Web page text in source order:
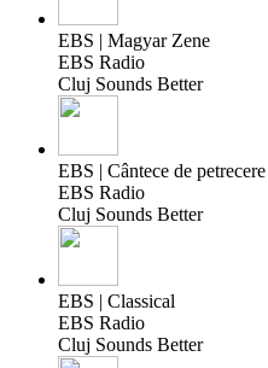
EBS | Magyar Zene
EBS Radio
Cluj Sounds Better
EBS | Cântece de petrecere
EBS Radio
Cluj Sounds Better
EBS | Classical
EBS Radio
Cluj Sounds Better